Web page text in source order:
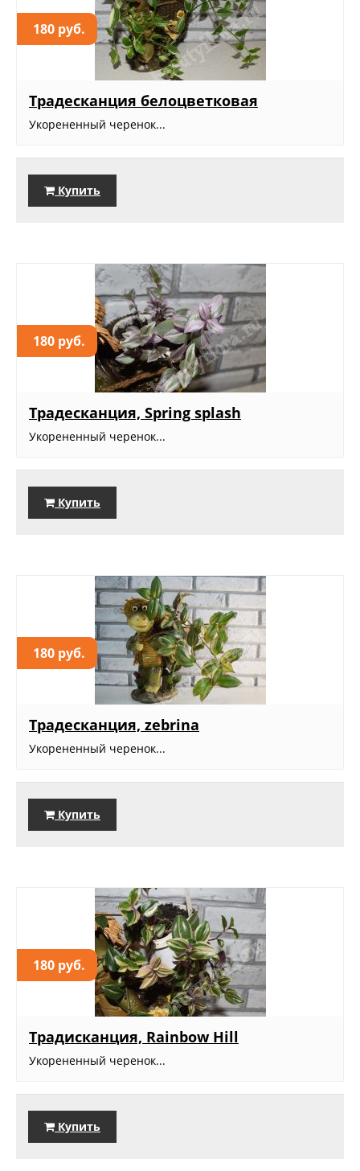
180 руб.
Традесканция белоцветковая
Укорененный черенок...
Купить
180 руб.
Традесканция, Spring splash
Укорененный черенок...
Купить
180 руб.
Традесканция, zebrina
Укорененный черенок...
Купить
180 руб.
Традисканция, Rainbow Hill
Укорененный черенок...
Купить